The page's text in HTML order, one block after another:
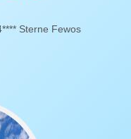
Sterne Fewos